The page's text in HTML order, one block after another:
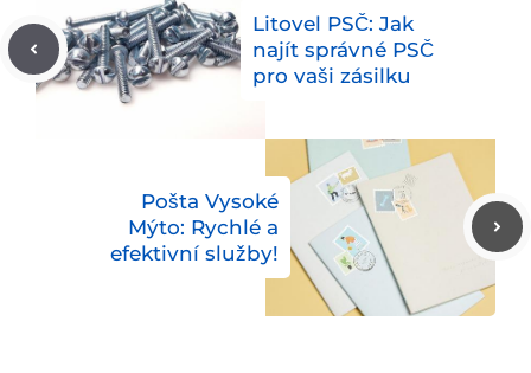
Litovel PSČ: Jak
najít správné PSČ
pro vaši zásilku
Pošta Vysoké
Mýto: Rychlé a
efektivní služby!